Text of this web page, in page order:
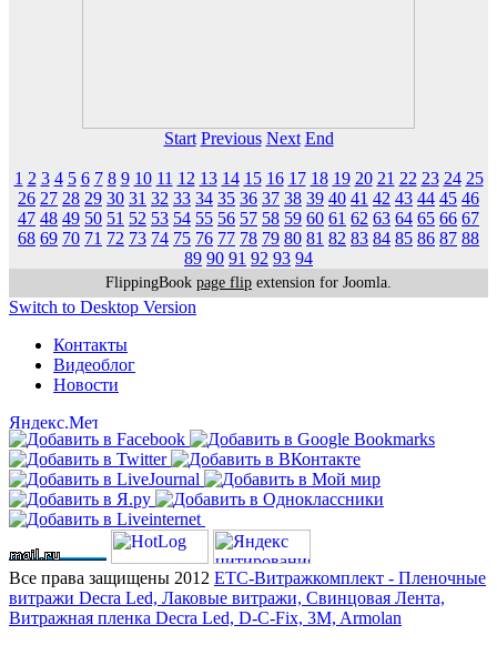
Start Previous Next End
1 2 3 4 5 6 7 8 9 10 11 12 13 14 15 16 17 18 19 20 21 22 23 24 25
26 27 28 29 30 31 32 33 34 35 36 37 38 39 40 41 42 43 44 45 46
47 48 49 50 51 52 53 54 55 56 57 58 59 60 61 62 63 64 65 66 67
68 69 70 71 72 73 74 75 76 77 78 79 80 81 82 83 84 85 86 87 88
89 90 91 92 93 94
FlippingBook page flip extension for Joomla.
Switch to Desktop Version
Контакты
Видеоблог
Новости
Все права защищены 2012 ЕТС-Витражкомплект - Пленочные
витражи Decra Led, Лаковые витражи, Свинцовая Лента,
Витражная пленка Decra Led, D-C-Fix, 3M, Armolan